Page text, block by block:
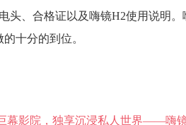
、合格证以及嗨镜H2使用说明
十分的到位。